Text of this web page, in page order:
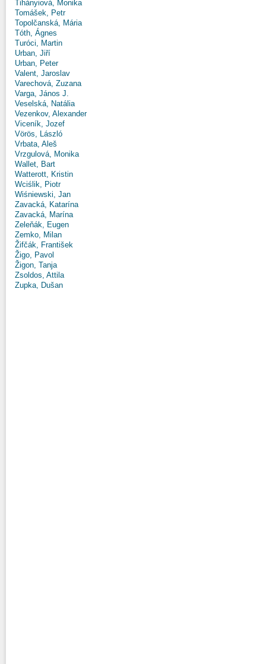
Tihányiová, Monika
Tomášek, Petr
Topolčanská, Mária
Tóth, Ágnes
Turóci, Martin
Urban, Jiří
Urban, Peter
Valent, Jaroslav
Varechová, Zuzana
Varga, János J.
Veselská, Natália
Vezenkov, Alexander
Viceník, Jozef
Vörös, László
Vrbata, Aleš
Vrzgulová, Monika
Wallet, Bart
Watterott, Kristin
Wciślik, Piotr
Wiśniewski, Jan
Zavacká, Katarína
Zavacká, Marína
Zeleňák, Eugen
Zemko, Milan
Žifčák, František
Žigo, Pavol
Žigon, Tanja
Zsoldos, Attila
Zupka, Dušan